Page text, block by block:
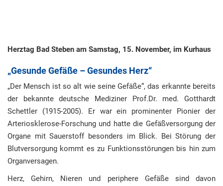
Herztag Bad Steben am Samstag, 15. November, im Kurhaus
„Gesunde Gefäße – Gesundes Herz“
„Der Mensch ist so alt wie seine Gefäße“, das erkannte bereits
der bekannte deutsche Mediziner Prof.Dr. med. Gotthardt
Schettler (1915-2005). Er war ein prominenter Pionier der
Arteriosklerose-Forschung und hatte die Gefäßversorgung der
Organe mit Sauerstoff besonders im Blick. Bei Störung der
Blutversorgung kommt es zu Funktionsstörungen bis hin zum
Organversagen.
Herz, Gehirn, Nieren und periphere Gefäße sind davon